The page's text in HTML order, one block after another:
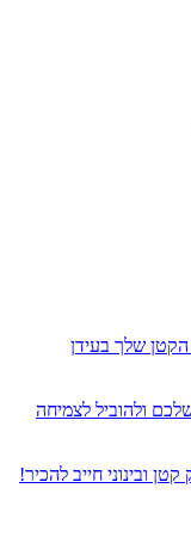
שלך בעידן
ולהוביל לצמיחה